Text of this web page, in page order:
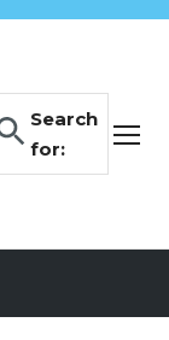
Search
for: